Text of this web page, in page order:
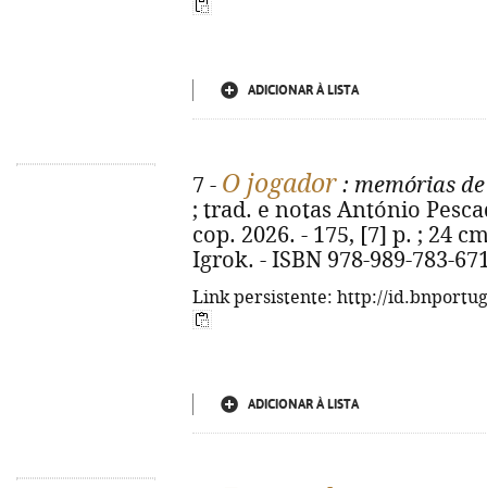
ADICIONAR À LISTA
7 - O jogador : memórias
; trad. e notas António
cop. 2026. - 175, [7] p. ; 24
Igrok. - ISBN 978-989-783-
Link persistente: http://
ADICIONAR À LISTA